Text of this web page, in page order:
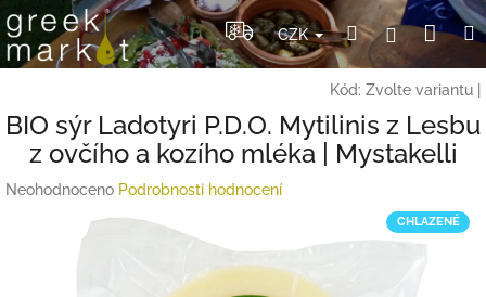
na
obsah
CZK HledatPřihlášení
Kód: Zvolte variantu
BIO sýr Ladotyri P.D.O. Mytilinis z Lesbu
z ovčího a kozího mléka | Mystakelli
Průměrné
Neohodnoceno Podrobnosti hodnocení
CHLAZENÉ